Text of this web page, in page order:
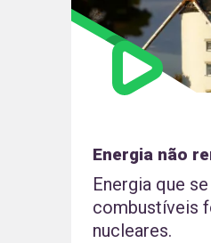
Energia não
Energia que
combustíveis
nucleares.